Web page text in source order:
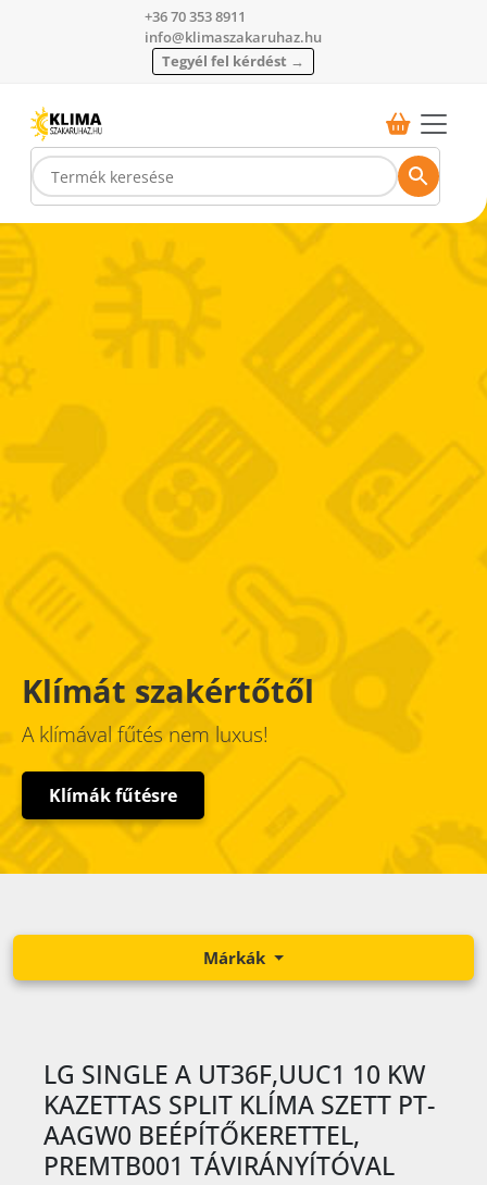
+36 70 353 8911
info@klimaszakaruhaz.hu
Tegyél fel kérdést →
Klímát szakértőtől
A klímával fűtés nem luxus!
Klímák fűtésre
Márkák
LG SINGLE A UT36F,UUC1 10 KW
KAZETTAS SPLIT KLÍMA SZETT PT-
AAGW0 BEÉPÍTŐKERETTEL,
PREMTB001 TÁVIRÁNYÍTÓVAL